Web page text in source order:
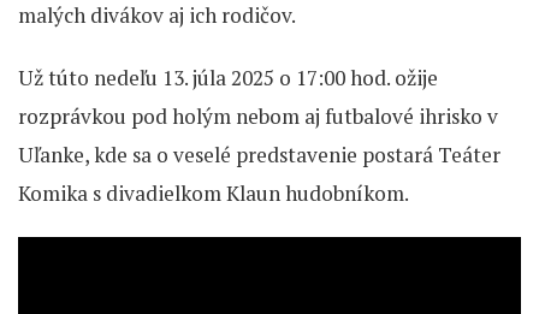
malých divákov aj ich rodičov.
Už túto nedeľu 13. júla 2025 o 17:00 hod. ožije
rozprávkou pod holým nebom aj futbalové ihrisko v
Uľanke, kde sa o veselé predstavenie postará Teáter
Komika s divadielkom Klaun hudobníkom.